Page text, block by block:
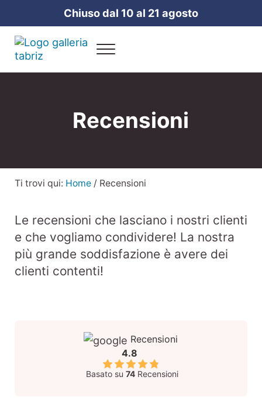
Passa al contenuto principale
Skip to header right navigation
Skip to site footerChiuso dal 10 al 21 agosto
Galleria Tabriz
Menu
Recensioni
Ti trovi qui: Home /Recensioni
Le recensioni che lasciano i nostri clienti
e che vogliamo condividere! La nostra
più grande soddisfazione è avere dei
clienti contenti!
Recensioni
4.8
Basato su74 Recensioni